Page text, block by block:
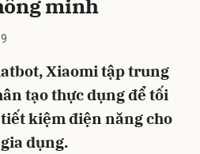
minh
Xiaomi tập trung
tạo thực dụng để tối
kiệm điện năng cho
dụng.
Hủy Gửi